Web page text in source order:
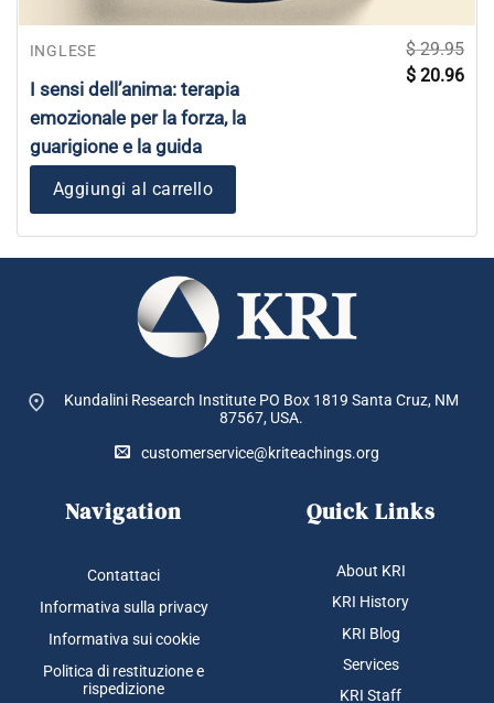
INGLESE
I sensi dell’anima: terapia
emozionale per la forza, la
guarigione e la guida
$29.95
Il
prezzo
$ 20.96
Aggiungi al carrello
Kundalini Research Institute PO Box 1819 Santa Cruz, NM
87567, USA.
customerservice@kriteachings.org
Navigation
Contattaci
Informativa sulla privacy
Informativa sui cookie
Politica di restituzione e
rispedizione
Quick Links
About KRI
KRI History
KRI Blog
Services
KRI Staff